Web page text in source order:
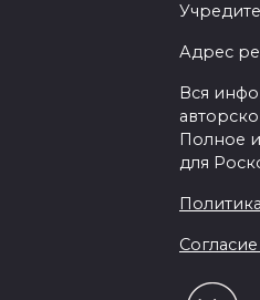
Адрес
Вся
Полное
для